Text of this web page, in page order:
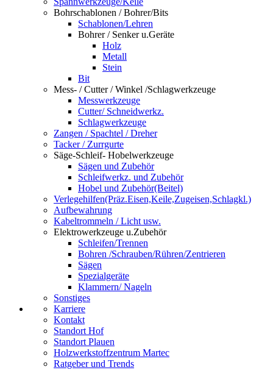
Bohrschablonen / Bohrer/Bits
Schablonen/Lehren
Bohrer / Senker u.Geräte
Holz
Metall
Stein
Bit
Mess- / Cutter / Winkel /Schlagwerkzeuge
Messwerkzeuge
Cutter/ Schneidwerkz.
Schlagwerkzeuge
Zangen / Spachtel / Dreher
Tacker / Zurrgurte
Säge-Schleif- Hobelwerkzeuge
Sägen und Zubehör
Schleifwerkz. und Zubehör
Hobel und Zubehör(Beitel)
Verlegehilfen(Präz.Eisen,Keile,Zugeisen,Schlagkl.)
Aufbewahrung
Kabeltrommeln / Licht usw.
Elektrowerkzeuge u.Zubehör
Schleifen/Trennen
Bohren /Schrauben/Rühren/Zentrieren
Sägen
Spezialgeräte
Klammern/ Nageln
Sonstiges
Karriere
Kontakt
Standort Hof
Standort Plauen
Holzwerkstoffzentrum Martec
Ratgeber und Trends